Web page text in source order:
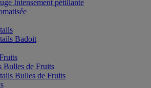
Intensément pétillante
Badoit
Bulles de Fruits
Bulles de Fruits